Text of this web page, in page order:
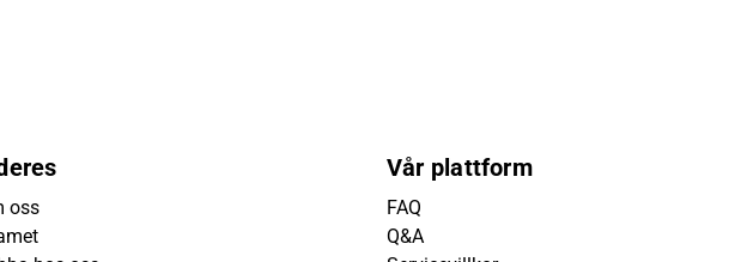
oss
Vår plattform
FAQ
Q&A